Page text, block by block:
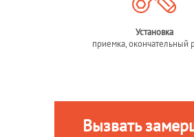
Установка
приемка, окончательный
Вызвать